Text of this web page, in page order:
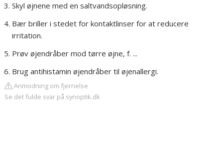
Skyl øjnene med en saltvandsopløsning.
Bær briller i stedet for kontaktlinser for at reducere
irritation.
Prøv øjendråber mod tørre øjne, f. ...
Brug antihistamin øjendråber til øjenallergi.
Anmodning om fjernelse
Se det fulde svar på synoptik.dk